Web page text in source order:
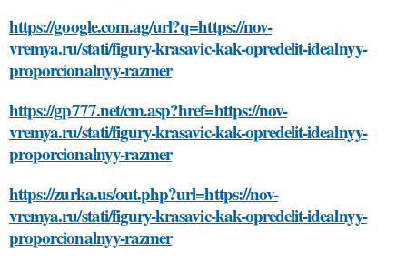
https://google.com.ag/url?q=https://nov-
vremya.ru/stati/figury-krasavic-kak-opredelit-idealnyy-
proporcionalnyy-razmer
https://gp777.net/cm.asp?href=https://nov-
vremya.ru/stati/figury-krasavic-kak-opredelit-idealnyy-
proporcionalnyy-razmer
https://zurka.us/out.php?url=https://nov-
vremya.ru/stati/figury-krasavic-kak-opredelit-idealnyy-
proporcionalnyy-razmer